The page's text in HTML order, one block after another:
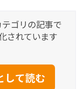
ゴリの記事で
されています